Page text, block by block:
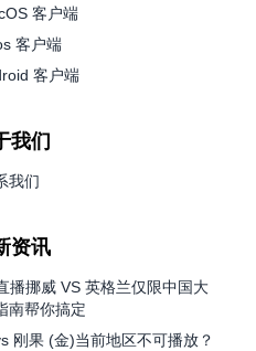
客户端
客户端
客户端
我们
我们
资讯
播挪威 VS 英格兰仅限中国大
南帮你搞定
刚果 (金)当前地区不可播放？